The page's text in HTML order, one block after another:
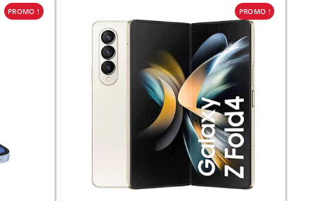
PROMO ! PROMO !